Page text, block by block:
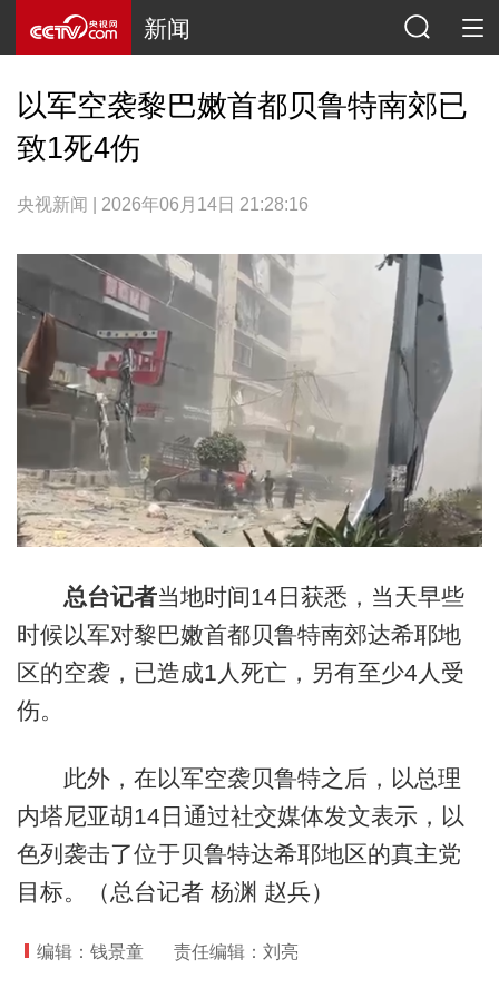
新闻
以军空袭黎巴嫩首都贝鲁特南郊已
致1死4伤
央视新闻 | 2026年06月14日 21:28:16
总台记者当地时间14日获悉，当天早些
时候以军对黎巴嫩首都贝鲁特南郊达希耶地
区的空袭，已造成1人死亡，另有至少4人受
伤。
此外，在以军空袭贝鲁特之后，以总理
内塔尼亚胡14日通过社交媒体发文表示，以
色列袭击了位于贝鲁特达希耶地区的真主党
目标。（总台记者 杨渊 赵兵）
编辑：钱景童 责任编辑：刘亮